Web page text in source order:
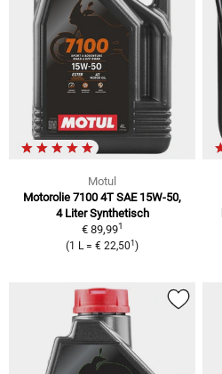
Motul
Motorolie 7100 4T SAE 15W-50,
4 Liter Synthetisch
€ 89,991
(1 L = € 22,501 )